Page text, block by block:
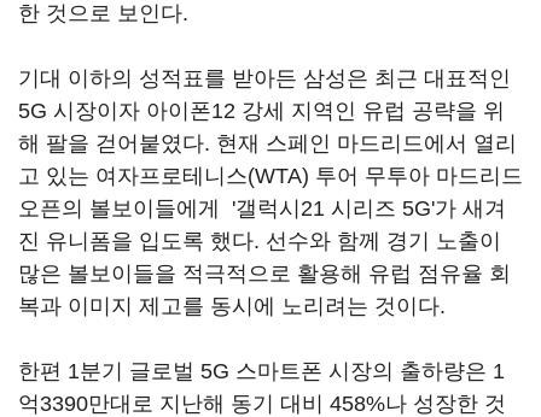
한 것으로 보인다.
기대 이하의 성적표를 받아든 삼성은 최근 대표적인
5G 시장이자 아이폰12 강세 지역인 유럽 공략을 위
해 팔을 걷어붙였다. 현재 스페인 마드리드에서 열리
고 있는 여자프로테니스(WTA) 투어 무투아 마드리드
오픈의 볼보이들에게 '갤럭시21 시리즈 5G'가 새겨
진 유니폼을 입도록 했다. 선수와 함께 경기 노출이
많은 볼보이들을 적극적으로 활용해 유럽 점유율 회
복과 이미지 제고를 동시에 노리려는 것이다.
한편 1분기 글로벌 5G 스마트폰 시장의 출하량은 1
억3390만대로 지난해 동기 대비 458%나 성장한 것